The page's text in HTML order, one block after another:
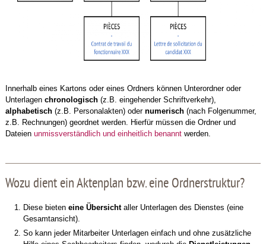
Innerhalb eines Kartons oder eines Ordners können Unterordner oder
Unterlagen chronologisch(z.B. eingehender Schriftverkehr),
alphabetisch (z.B. Personalakten) oder numerisch(nach Folgenummer,
z.B. Rechnungen) geordnet werden. Hierfür müssen die Ordner und
Dateien unmissverständlich und einheitlich benanntwerden.
Wozu dient ein Aktenplan bzw. eine Ordnerstruktur?
Diese bieten eine Übersichtaller Unterlagen des Dienstes (eine
Gesamtansicht).
So kann jeder Mitarbeiter Unterlagen einfach und ohne zusätzliche